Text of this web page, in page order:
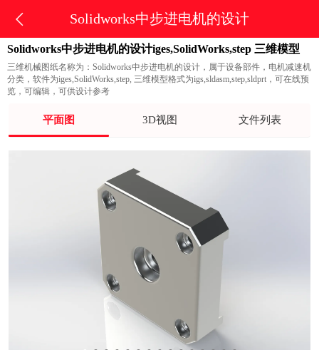
Solidworks中步进电机的设计
Solidworks中步进电机的设计iges,SolidWorks,step 三维模型
三维机械图纸名称为：Solidworks中步进电机的设计，属于设备部件，电机减速机
分类，软件为iges,SolidWorks,step, 三维模型格式为igs,sldasm,step,sldprt，可在线预
览，可编辑，可供设计参考
平面图 3D视图 文件列表